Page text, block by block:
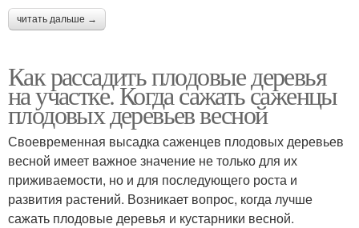
читать дальше →
Как рассадить плодовые деревья
на участке. Когда сажать саженцы
плодовых деревьев весной
Своевременная высадка саженцев плодовых деревьев
весной имеет важное значение не только для их
приживаемости, но и для последующего роста и
развития растений. Возникает вопрос, когда лучше
сажать плодовые деревья и кустарники весной.